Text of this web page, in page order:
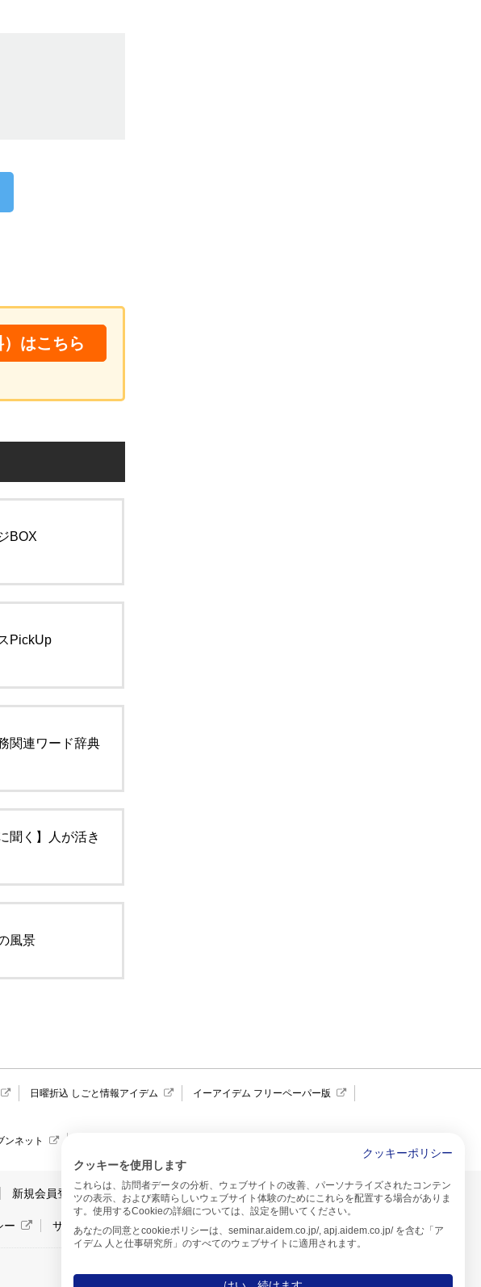
はこちら
BOX
PickUp
関連ワード辞典
聞く】人が活き
風景
日曜折込 しごと情報アイデム
イーアイデム フリーペーパー版
ンネット
新規会員登録 サイトのご利用について
ー サイトマップ
クッキーポリシー
クッキーを使用します
これらは、訪問者データの分析、ウェブサイトの改善、パーソナライズされたコンテン
ツの表示、および素晴らしいウェブサイト体験のためにこれらを配置する場合がありま
す。使用するCookieの詳細については、設定を開いてください。
あなたの同意とcookieポリシーは、seminar.aidem.co.jp/, apj.aidem.co.jp/ を含む「ア
イデム 人と仕事研究所」のすべてのウェブサイトに適用されます。